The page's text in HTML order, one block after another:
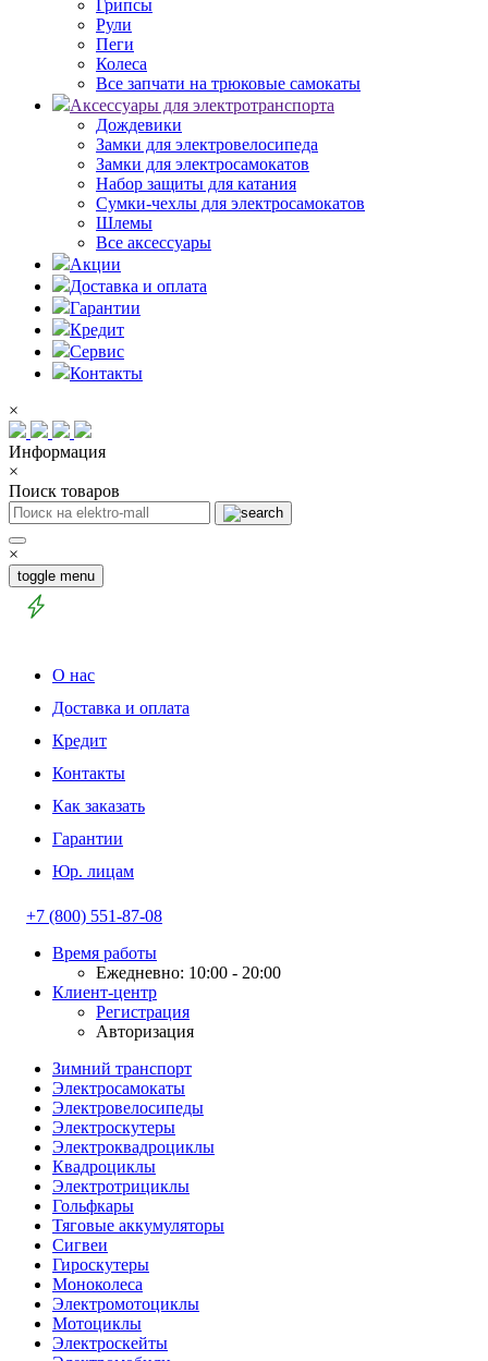
Грипсы
Рули
Пеги
Колеса
Все запчати на трюковые самокаты
Аксессуары для электротранспорта
Дождевики
Замки для электровелосипеда
Замки для электросамокатов
Набор защиты для катания
Сумки-чехлы для электросамокатов
Шлемы
Все аксессуары
Акции
Доставка и оплата
Гарантии
Кредит
Сервис
Контакты
×
Информация
×
Поиск товаров
×
toggle menu
О нас
Доставка и оплата
Кредит
Контакты
Как заказать
Гарантии
Юр. лицам
+7 (800) 551-87-08
Время работы
Ежедневно: 10:00 - 20:00
Клиент-центр
Регистрация
Авторизация
Зимний транспорт
Электросамокаты
Электровелосипеды
Электроскутеры
Электроквадроциклы
Квадроциклы
Электротрициклы
Гольфкары
Тяговые аккумуляторы
Сигвеи
Гироскутеры
Моноколеса
Электромотоциклы
Мотоциклы
Электроскейты